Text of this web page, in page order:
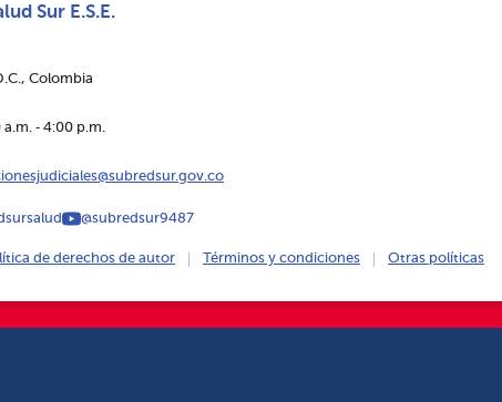
Sur E.S.E.
Colombia
‑ 4:00 p.m.
@subredsur9487
de derechos de autor Términos y condiciones Otras políticas